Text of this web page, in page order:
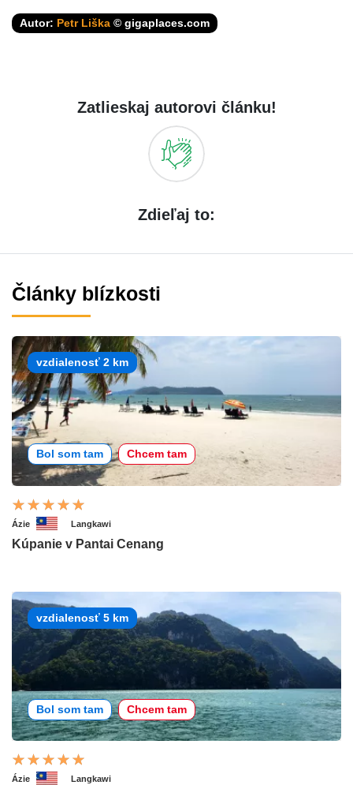
Autor: Petr Liška © gigaplaces.com
Zatlieskaj autorovi článku!
Zdieľaj to:
Články blízkosti
vzdialenosť 2 km
Bol som tam Chcem tam
Ázie Langkawi
Kúpanie v Pantai Cenang
vzdialenosť 5 km
Bol som tam Chcem tam
Ázie Langkawi